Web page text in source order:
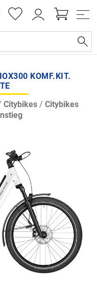
KOMF.KIT.
Citybikes/ Citybikes